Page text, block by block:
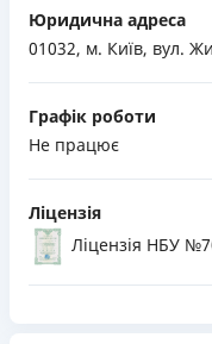
Юридична адреса
01032, м. Київ, вул.
Графік роботи
Не працює
Ліцензія
Ліцензія НБУ